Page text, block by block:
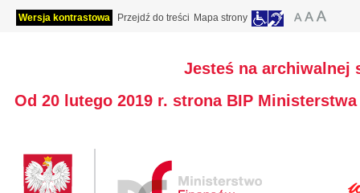
Wersja kontrastowa Przejdź do treści Mapa strony
Jesteś na archiwalnej
Od 20 lutego 2019 r. strona BIP